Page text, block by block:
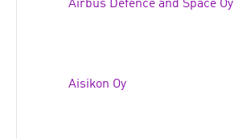
Airbus Defence and Space Oy
Aisikon Oy